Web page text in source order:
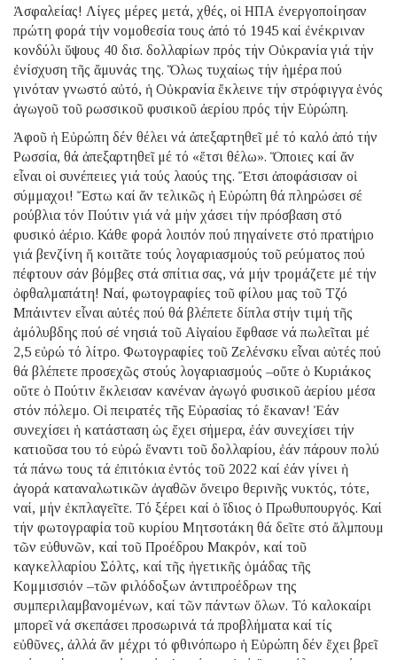
Ἀσφαλείας! Λίγες μέρες μετά, χθές, οἱ ΗΠΑ ἐνεργοποίησαν
πρώτη φορά τήν νομοθεσία τους ἀπό τό 1945 καί ἐνέκριναν
κονδύλι ὕψους 40 δισ. δολλαρίων πρός τήν Οὐκρανία γιά τήν
ἐνίσχυση τῆς ἄμυνάς της. Ὅλως τυχαίως τήν ἡμέρα πού
γινόταν γνωστό αὐτό, ἡ Οὐκρανία ἔκλεινε τήν στρόφιγγα ἑνός
ἀγωγοῦ τοῦ ρωσσικοῦ φυσικοῦ ἀερίου πρός τήν Εὐρώπη.
Ἀφοῦ ἡ Εὐρώπη δέν θέλει νά ἀπεξαρτηθεῖ μέ τό καλό ἀπό τήν
Ρωσσία, θά ἀπεξαρτηθεῖ μέ τό «ἔτσι θέλω». Ὅποιες καί ἄν
εἶναι οἱ συνέπειες γιά τούς λαούς της. Ἔτσι ἀποφάσισαν οἱ
σύμμαχοι! Ἔστω καί ἄν τελικῶς ἡ Εὐρώπη θά πληρώσει σέ
ρούβλια τόν Πούτιν γιά νά μήν χάσει τήν πρόσβαση στό
φυσικό ἀέριο. Κάθε φορά λοιπόν πού πηγαίνετε στό πρατήριο
γιά βενζίνη ἤ κοιτᾶτε τούς λογαριασμούς τοῦ ρεύματος πού
πέφτουν σάν βόμβες στά σπίτια σας, νά μήν τρομάζετε μέ τήν
ὀφθαλμαπάτη! Ναί, φωτογραφίες τοῦ φίλου μας τοῦ Τζό
Μπάιντεν εἶναι αὐτές πού θά βλέπετε δίπλα στήν τιμή τῆς
ἀμόλυβδης πού σέ νησιά τοῦ Αἰγαίου ἔφθασε νά πωλεῖται μέ
2,5 εὐρώ τό λίτρο. Φωτογραφίες τοῦ Ζελένσκυ εἶναι αὐτές πού
θά βλέπετε προσεχῶς στούς λογαριασμούς –οὔτε ὁ Κυριάκος
οὔτε ὁ Πούτιν ἔκλεισαν κανέναν ἀγωγό φυσικοῦ ἀερίου μέσα
στόν πόλεμο. Οἱ πειρατές τῆς Εὐρασίας τό ἔκαναν! Ἐάν
συνεχίσει ἡ κατάσταση ὡς ἔχει σήμερα, ἐάν συνεχίσει τήν
κατιοῦσα του τό εὐρώ ἔναντι τοῦ δολλαρίου, ἐάν πάρουν πολύ
τά πάνω τους τά ἐπιτόκια ἐντός τοῦ 2022 καί ἐάν γίνει ἡ
ἀγορά καταναλωτικῶν ἀγαθῶν ὄνειρο θερινῆς νυκτός, τότε,
ναί, μήν ἐκπλαγεῖτε. Τό ξέρει καί ὁ ἴδιος ὁ Πρωθυπουργός. Καί
τήν φωτογραφία τοῦ κυρίου Μητσοτάκη θά δεῖτε στό ἄλμπουμ
τῶν εὐθυνῶν, καί τοῦ Προέδρου Μακρόν, καί τοῦ
καγκελλαρίου Σόλτς, καί τῆς ἡγετικῆς ὁμάδας τῆς
Κομμισσιόν –τῶν φιλόδοξων ἀντιπροέδρων της
συμπεριλαμβανομένων, καί τῶν πάντων ὅλων. Τό καλοκαίρι
μπορεῖ νά σκεπάσει προσωρινά τά προβλήματα καί τίς
εὐθῦνες, ἀλλά ἄν μέχρι τό φθινόπωρο ἡ Εὐρώπη δέν ἔχει βρεῖ